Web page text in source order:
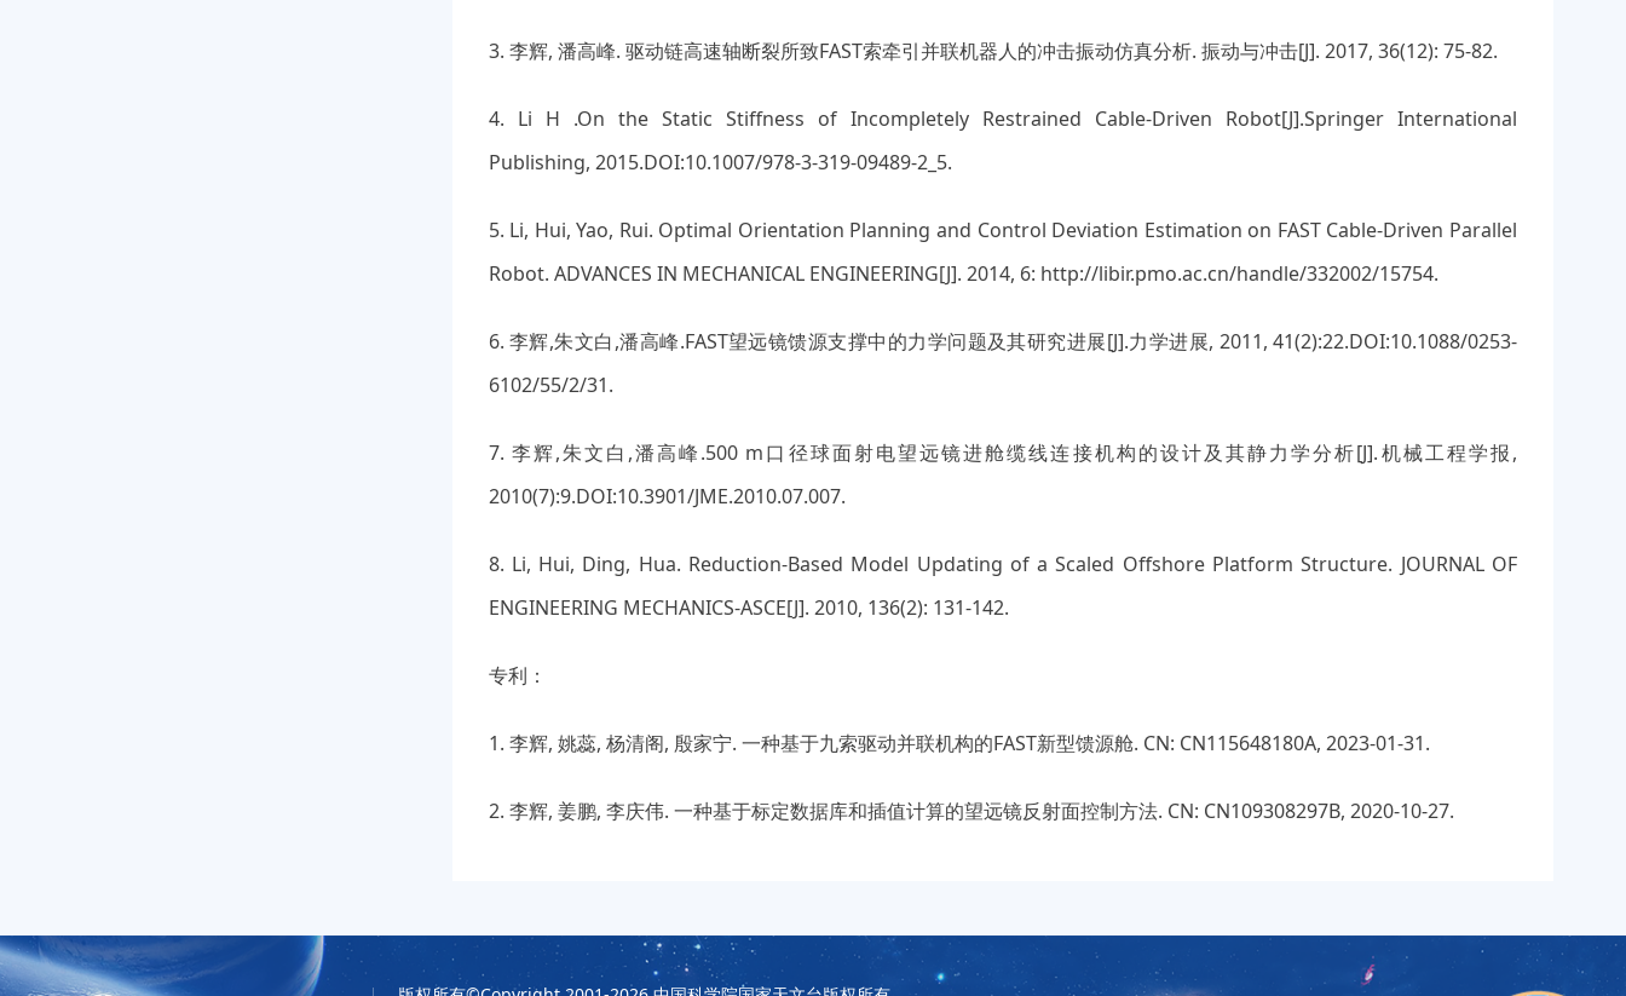
3. 李辉, 潘高峰. 驱动链高速轴断裂所致FAST索牵引并联机器人的冲击振动仿真分析. 振动与冲击[J]. 2017, 36(12): 75-82.
4. Li H .On the Static Stiffness of Incompletely Restrained Cable-Driven Robot[J].Springer International
Publishing, 2015.DOI:10.1007/978-3-319-09489-2_5.
5. Li, Hui, Yao, Rui. Optimal Orientation Planning and Control Deviation Estimation on FAST Cable-Driven Parallel
Robot. ADVANCES IN MECHANICAL ENGINEERING[J]. 2014, 6: http://libir.pmo.ac.cn/handle/332002/15754.
6. 李辉,朱文白,潘高峰.FAST望远镜馈源支撑中的力学问题及其研究进展[J].力学进展, 2011, 41(2):22.DOI:10.1088/0253-
6102/55/2/31.
7. 李辉,朱文白,潘高峰.500 m口径球面射电望远镜进舱缆线连接机构的设计及其静力学分析[J].机械工程学报,
2010(7):9.DOI:10.3901/JME.2010.07.007.
8. Li, Hui, Ding, Hua. Reduction-Based Model Updating of a Scaled Offshore Platform Structure. JOURNAL OF
ENGINEERING MECHANICS-ASCE[J]. 2010, 136(2): 131-142.
专利：
1. 李辉, 姚蕊, 杨清阁, 殷家宁. 一种基于九索驱动并联机构的FAST新型馈源舱. CN: CN115648180A, 2023-01-31.
2. 李辉, 姜鹏, 李庆伟. 一种基于标定数据库和插值计算的望远镜反射面控制方法. CN: CN109308297B, 2020-10-27.